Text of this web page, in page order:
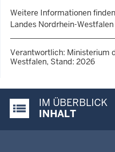
Weitere Informationen
Landes Nordrhein-Westfalen
Verantwortlich: Ministerium
Westfalen, Stand: 2026
Justiz-Portal im
IM ÜBERBLICK
INHALT